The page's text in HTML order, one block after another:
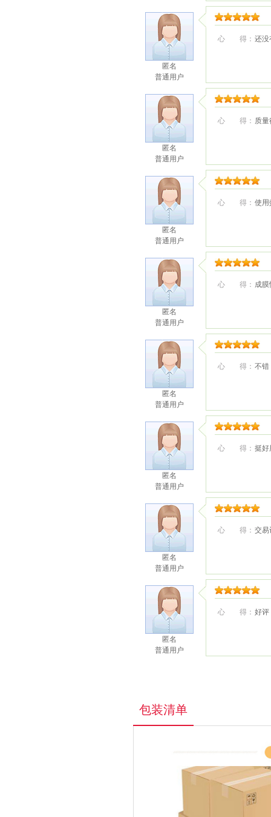
匿名
普通用户
心 得： 还没
匿名
普通用户
心 得： 质
匿名
普通用户
心 得： 使用
匿名
普通用户
心 得： 成
匿名
普通用户
心 得： 不错
匿名
普通用户
心 得： 挺好
匿名
普通用户
心 得： 交易
匿名
普通用户
心 得： 好评
包装清单